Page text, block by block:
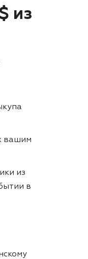
из
вашим
из
в